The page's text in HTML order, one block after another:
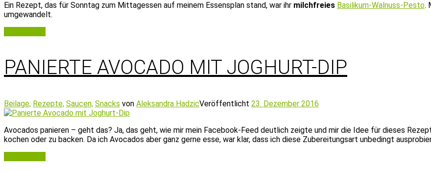
Ein Rezept, das für Sonntag zum Mittagessen auf meinem Essensplan stand, war ihr milchfreies Basilikum-Walnuss-Pesto.
umgewandelt.
PANIERTE AVOCADO MIT JOGHURT-DIP
Beilage, Rezepte, Saucen, Snacks von Aleksandra HadzicVeröffentlicht 23. Dezember 2016
Avocados panieren – geht das? Ja, das geht, wie mir mein Facebook-Feed deutlich zeigte und mir die Idee für dieses
kochen oder zu backen. Da ich Avocados aber ganz gerne esse, war klar, dass ich diese Zubereitungsart unbedingt